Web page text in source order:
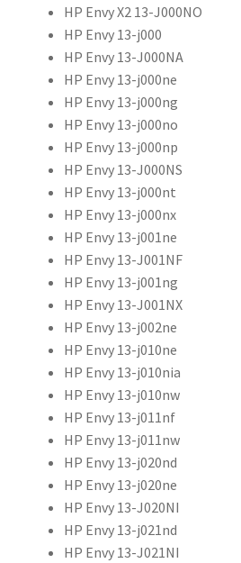
HP Envy X2 13-J000NO
HP Envy 13-j000
HP Envy 13-J000NA
HP Envy 13-j000ne
HP Envy 13-j000ng
HP Envy 13-j000no
HP Envy 13-j000np
HP Envy 13-J000NS
HP Envy 13-j000nt
HP Envy 13-j000nx
HP Envy 13-j001ne
HP Envy 13-J001NF
HP Envy 13-j001ng
HP Envy 13-J001NX
HP Envy 13-j002ne
HP Envy 13-j010ne
HP Envy 13-j010nia
HP Envy 13-j010nw
HP Envy 13-j011nf
HP Envy 13-j011nw
HP Envy 13-j020nd
HP Envy 13-j020ne
HP Envy 13-J020NI
HP Envy 13-j021nd
HP Envy 13-J021NI